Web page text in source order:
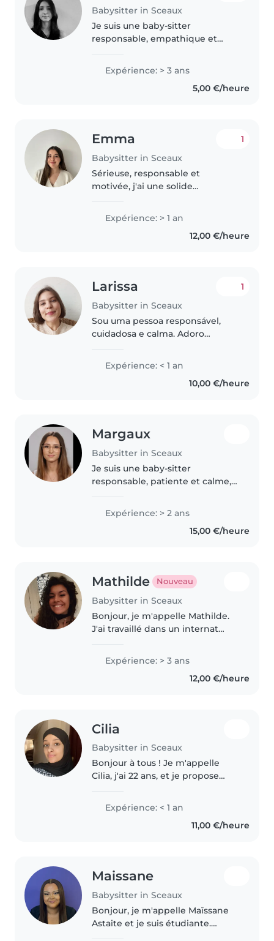
Babysitter in Sceaux
Je suis une baby-sitter
responsable, empathique et
d'expérience auprès des enfants
de tous âges, des bébés aux
écoliers. Je parle couramment
Expérience: > 3 ans
5,00 €/heure
Emma
Babysitter in Sceaux
1
Sérieuse, responsable et
motivée, j'ai une solide
d'enfants et l'aide aux devoirs,
aussi bien au sein de familles
qu'en milieu scolaire. J'ai déjà
Expérience: > 1 an
12,00 €/heure
Larissa
Babysitter in Sceaux
1
Sou uma pessoa responsável,
cuidadosa e calma. Adoro
estudante, cursando doutorado
em História, adoro novos
aprendizados e experiências.
Expérience: < 1 an
10,00 €/heure
Margaux
Babysitter in Sceaux
Je suis une baby-sitter
responsable, patiente et calme,
garde d'enfants. J'ai une
formation en secourisme et je
suis à l'aise avec les bébés, les
Expérience: > 2 ans
15,00 €/heure
Mathilde Nouveau
Babysitter in Sceaux
Bonjour, je m'appelle Mathilde.
J'ai travaillé dans un internat
garde d'enfants attentive, douce
et responsable. J'ai appris..
Expérience: > 3 ans
12,00 €/heure
Cilia
Babysitter in Sceaux
Bonjour à tous ! Je m'appelle
Cilia, j'ai 22 ans, et je propose
pour l'ensemble de l'été
(disponible dès le mois de juin,
ainsi qu'en juillet et août)...
Expérience: < 1 an
11,00 €/heure
Maissane
Babysitter in Sceaux
Bonjour, je m'appelle Maïssane
Astaite et je suis étudiante.